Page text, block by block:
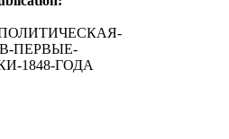
ПОЛИТИЧЕСКАЯ-
ПЕРВЫЕ-
1848-ГОДА